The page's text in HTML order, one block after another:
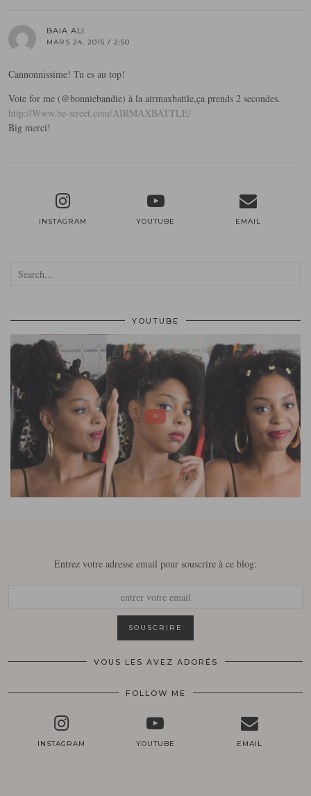
BAIA ALI
MARS 24, 2015 / 2:50
Cannonnissime! Tu es au top!
Vote for me (@bonniebandie) à la airmaxbattle,ça prends 2 secondes.
http://Www.be-street.com/AIRMAXBATTLE/
Big merci!
INSTAGRAM YOUTUBE EMAIL
YOUTUBE
Entrez votre adresse email pour souscrire à ce blog:
VOUS LES AVEZ ADORÉS
FOLLOW ME
INSTAGRAM YOUTUBE EMAIL